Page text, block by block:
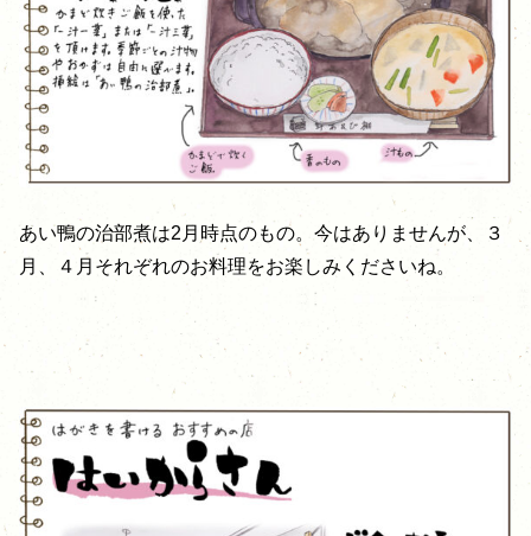
あい鴨の治部煮は2月時点のもの。今はありませんが、３
月、４月それぞれのお料理をお楽しみくださいね。